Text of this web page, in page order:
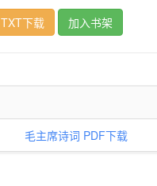
TXT下载 加入书架
毛主席诗词 PDF下载